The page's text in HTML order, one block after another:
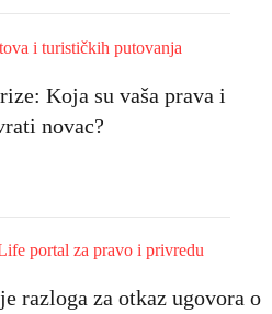
Koja su vaša prava i
novac?
razloga za otkaz ugovora o